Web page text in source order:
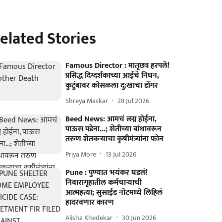
Stories
Famous Director : मातृछत्र हरपले!
प्रसिद्ध दिग्दर्शकाच्या आईचे निधन,
कुटुंबावर कोसळला दु:खाचा डोंगर
Shreya Maskar 28 Jul 2026
Beed News: आमचं लग्न होईना,
पाऊस पडेना...; शेतीच्या बांधावरून
तरुण शेतकऱ्याचा कृषीमंत्र्यांना फोन
Priya More 13 Jul 2026
Pune : पुण्यात भयंकर घडलं!
निवारागृहातील कर्मचाऱ्याची
आत्महत्या; सुसाईड नोटमध्ये लिहिलं
हादरवणार कारण
Alisha Khedekar 30 Jun 2026